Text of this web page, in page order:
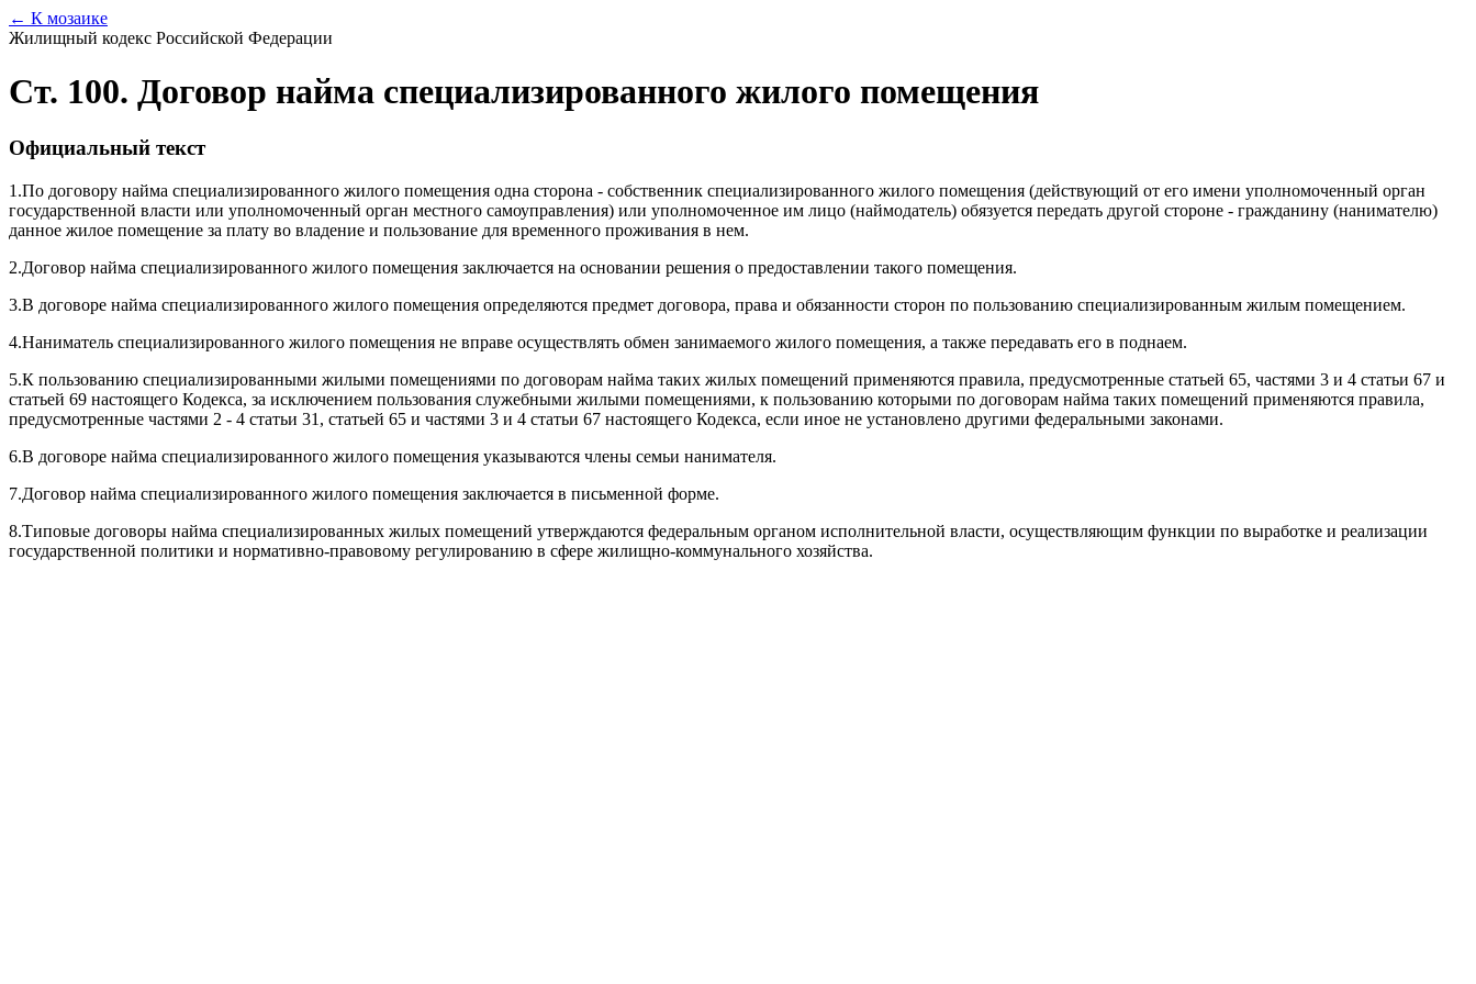
← К мозаике
Жилищный кодекс Российской Федерации
Ст. 100. Договор найма специализированного жилого помещения
Официальный текст
1.По договору найма специализированного жилого помещения одна сторона - собственник специализированного жилого помещения (действующий от его имени уполномоченный орган
государственной власти или уполномоченный орган местного самоуправления) или уполномоченное им лицо (наймодатель) обязуется передать другой стороне - гражданину (нанимателю)
данное жилое помещение за плату во владение и пользование для временного проживания в нем.
2.Договор найма специализированного жилого помещения заключается на основании решения о предоставлении такого помещения.
3.В договоре найма специализированного жилого помещения определяются предмет договора, права и обязанности сторон по пользованию специализированным жилым помещением.
4.Наниматель специализированного жилого помещения не вправе осуществлять обмен занимаемого жилого помещения, а также передавать его в поднаем.
5.К пользованию специализированными жилыми помещениями по договорам найма таких жилых помещений применяются правила, предусмотренные статьей 65, частями 3 и 4 статьи 67 и
статьей 69 настоящего Кодекса, за исключением пользования служебными жилыми помещениями, к пользованию которыми по договорам найма таких помещений применяются правила,
предусмотренные частями 2 - 4 статьи 31, статьей 65 и частями 3 и 4 статьи 67 настоящего Кодекса, если иное не установлено другими федеральными законами.
6.В договоре найма специализированного жилого помещения указываются члены семьи нанимателя.
7.Договор найма специализированного жилого помещения заключается в письменной форме.
8.Типовые договоры найма специализированных жилых помещений утверждаются федеральным органом исполнительной власти, осуществляющим функции по выработке и реализации
государственной политики и нормативно-правовому регулированию в сфере жилищно-коммунального хозяйства.